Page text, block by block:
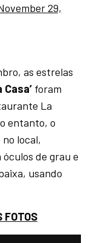
29,
as estrelas
foram
La
entanto, o
local,
de grau e
usando
FOTOS